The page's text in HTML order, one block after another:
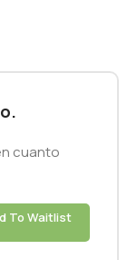
cuanto
To Waitlist